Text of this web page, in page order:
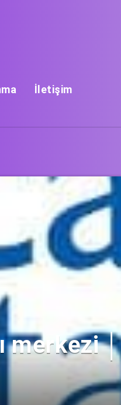
İletişim
merkezi │